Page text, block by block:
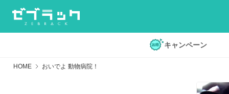
キャンペーン
HOME おいでよ 動物病院！